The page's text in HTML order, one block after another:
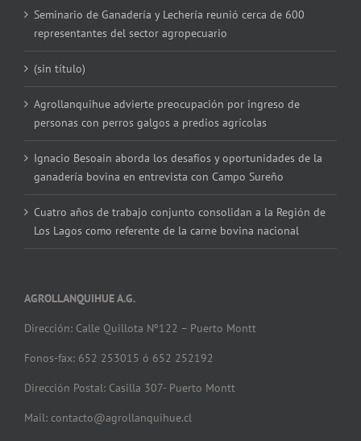
Seminario de Ganadería y Lechería reunió cerca de 600
representantes del sector agropecuario
(sin título)
Agrollanquihue advierte preocupación por ingreso de
personas con perros galgos a predios agrícolas
Ignacio Besoain aborda los desafíos y oportunidades de la
ganadería bovina en entrevista con Campo Sureño
Cuatro años de trabajo conjunto consolidan a la Región de
Los Lagos como referente de la carne bovina nacional
AGROLLANQUIHUE A.G.
Dirección: Calle Quillota Nº122 – Puerto Montt
Fonos-fax: 652 253015 ó 652 252192
Dirección Postal: Casilla 307- Puerto Montt
Mail: contacto@agrollanquihue.cl